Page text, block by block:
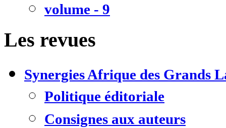
volume - 9
Les revues
Synergies Afrique des Grands
Politique éditoriale
Consignes aux auteurs